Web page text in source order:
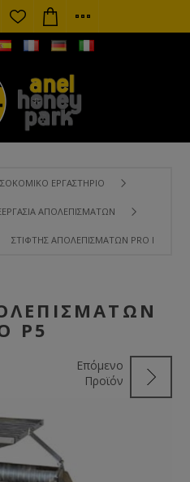
ΕΡΓΑΣΤΉΡΙΟ
ΑΠΟΛΕΠΙΣΜΆΤΩΝ
ΣΤΊΦΤΗΣ ΑΠΟΛΕΠΙΣΜΆΤΩΝ PRO P5
P5
Επόμενο
Προϊόν